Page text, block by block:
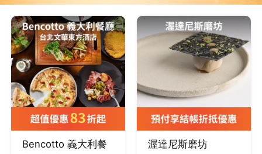
Bencotto 義大利餐
渥達尼斯磨坊